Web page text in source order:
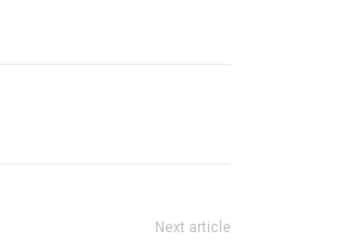
Next article